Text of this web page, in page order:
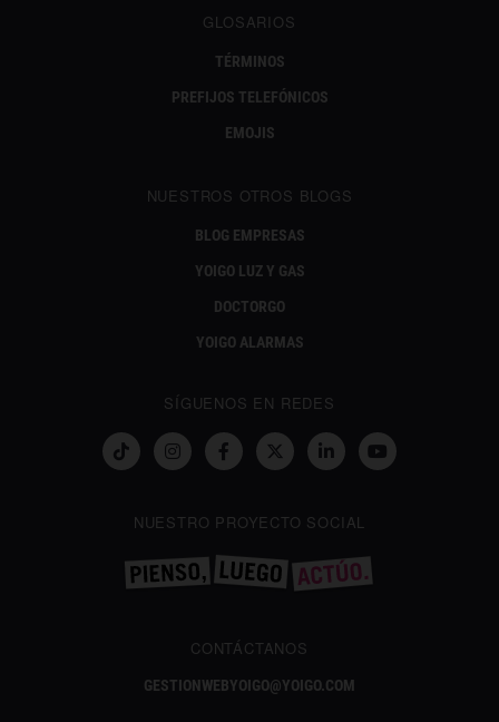
GLOSARIOS
TÉRMINOS
PREFIJOS TELEFÓNICOS
EMOJIS
NUESTROS OTROS BLOGS
BLOG EMPRESAS
YOIGO LUZ Y GAS
DOCTORGO
YOIGO ALARMAS
SÍGUENOS EN REDES
NUESTRO PROYECTO SOCIAL
CONTÁCTANOS
GESTIONWEBYOIGO@YOIGO.COM